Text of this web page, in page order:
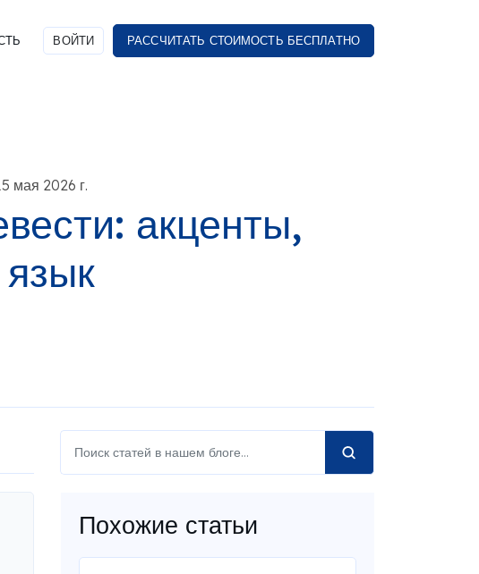
ВОЙТИ РАССЧИТАТЬ СТОИМОСТЬ БЕСПЛАТНО
мая 2026 г.
акценты,
Похожие статьи